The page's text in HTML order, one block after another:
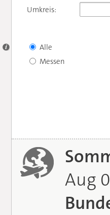
Umkreis:
Alle
Messen
Aug